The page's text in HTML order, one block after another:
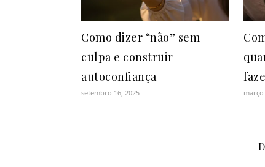
Como dizer “não” sem
culpa e construir
autoconfiança
setembro 16, 2025 março